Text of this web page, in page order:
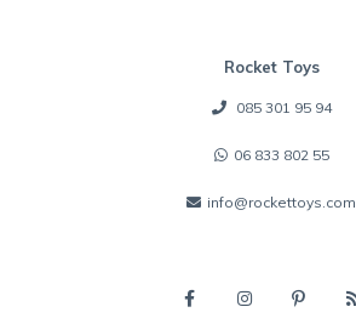
Rocket Toys
085 301 95 94
06 833 802 55
info@rockettoys.com